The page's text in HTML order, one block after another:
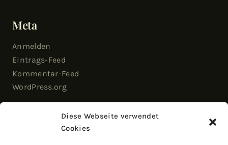
Diese Webseite verwendet
Cookies
Meta
Anmelden
Eintrags-Feed
Kommentar-Feed
WordPress.org
Blog Via E-Mail Abonnieren